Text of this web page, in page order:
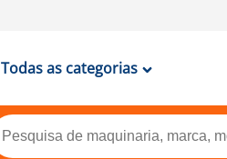
Todas as categorias